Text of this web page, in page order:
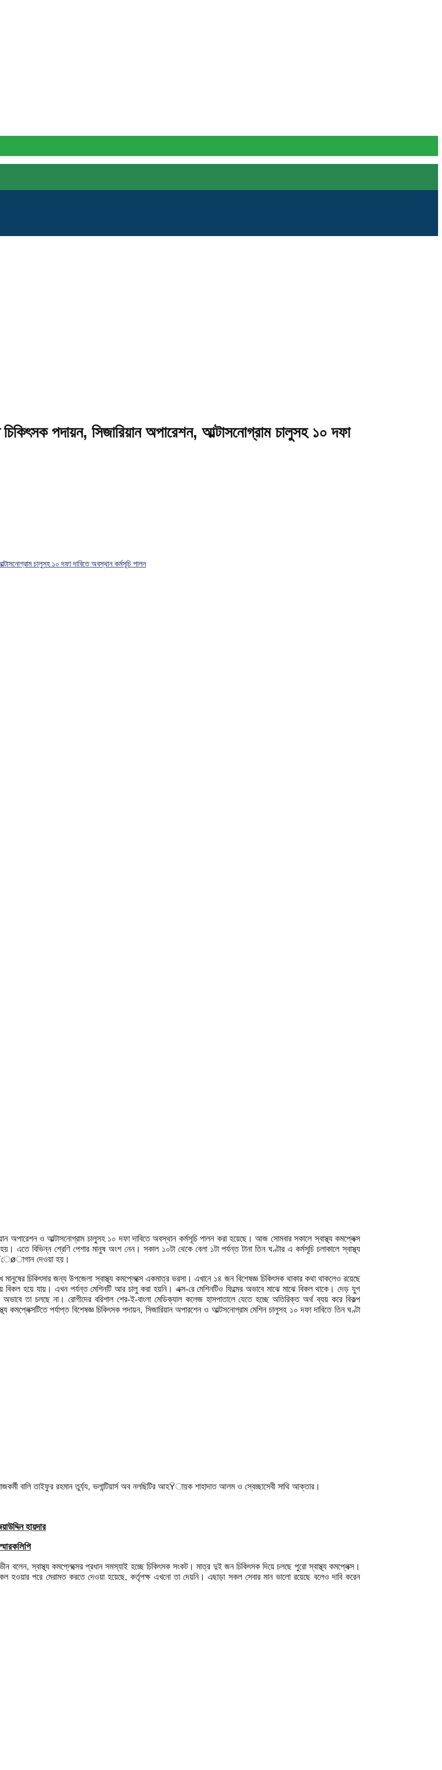
চিকিৎসক পদায়ন, সিজারিয়ান অপারেশন, আল্টাসনোগ্রাম চালুসহ ১০ দফা
অপারেশন ও আল্টাসনোগ্রাম চালুসহ ১০ দফা দাবিতে অবস্থান কর্মসূচি পালন করা হয়েছে। আজ সোমবার সকালে স্বাস্থ্য কমপ্লেক্স
এতে বিভিন্ন শ্রেণি পেশার মানুষ অংশ নেন। সকাল ১০টা থেকে বেলা ১টা পর্যন্ত টানা তিন ঘণ্টার এ কর্মসূচি চলাকালে স্বাস্থ্য
¯েøাগান দেওয়া হয়।
চিকিৎসার জন্য উপজেলা স্বাস্থ্য কমপ্লেক্সে একমাত্র ভরসা। এখানে ১৪ জন বিশেষজ্ঞ চিকিৎসক থাকার কথা থাকলেও রয়েছে
হয়ে যায়। এখন পর্যন্ত মেশিনটি আর চালু করা হয়নি। এক্স-রে মেশিনটিও ফিল্মের অভাবে মাঝে মাঝে বিকল থাকে। দেড় যুগ
তা চলছে না। রোগীদের বরিশাল শের-ই-বাংলা মেডিক্যাল কলেজ হাসপাতালে যেতে হচ্ছে অতিরিক্ত অর্থ ব্যয় করে বিকল্প
পর্যাপ্ত বিশেষজ্ঞ চিকিৎসক পদায়ন, সিজারিয়ান অপারশেন ও আল্টসনোগ্রাম মেশিন চালুসহ ১০ দফা দাবিতে তিন ঘণ্টা
বালি তাইফুর রহমান তুর্য্য, ভলান্টিয়ার্স অব নলছিটির আহŸায়ক শাহাদাত আলম ও স্বেচ্ছাসেবী সাথি আক্তার।
হায়দার
বলেন, স্বাস্থ্য কমপ্লেক্সের প্রধান সমস্যাই হচ্ছে চিকিৎসক সংকট। মাত্র দুই জন চিকিৎসক দিয়ে চলছে পুরো স্বাস্থ্য কমপ্লেক্স।
হওয়ার পরে মেরামত করতে দেওয়া হয়েছে, কর্তৃপক্ষ এখনো তা দেয়নি। এছাড়া সকল সেবার মান ভালো রয়েছে বলেও দাবি করেন